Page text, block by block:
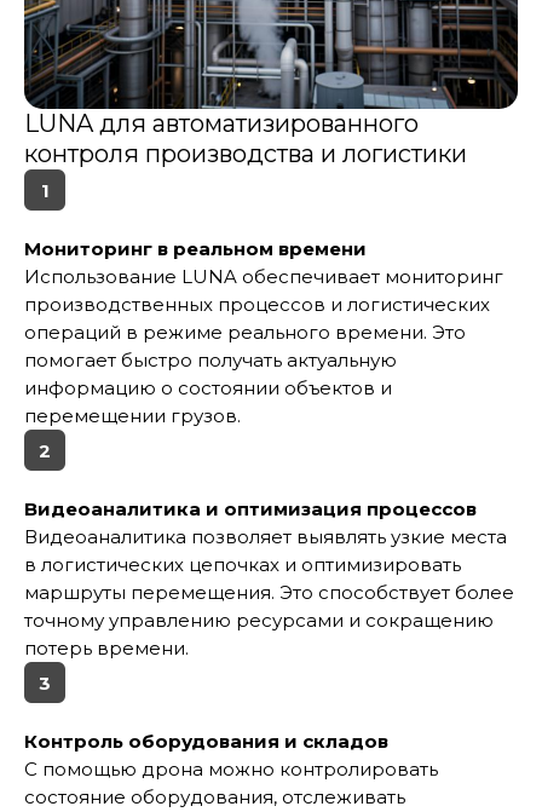
LUNA для автоматизированного
контроля производства и логистики
1
Мониторинг в реальном времени
Использование LUNA обеспечивает мониторинг
производственных процессов и логистических
операций в режиме реального времени. Это
помогает быстро получать актуальную
информацию о состоянии объектов и
перемещении грузов.
2
Видеоаналитика и оптимизация процессов
Видеоаналитика позволяет выявлять узкие места
в логистических цепочках и оптимизировать
маршруты перемещения. Это способствует более
точному управлению ресурсами и сокращению
потерь времени.
3
Контроль оборудования и складов
С помощью дрона можно контролировать
состояние оборудования, отслеживать